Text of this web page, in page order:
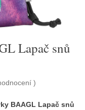
Lapač snů
)
BAAGL Lapač snů